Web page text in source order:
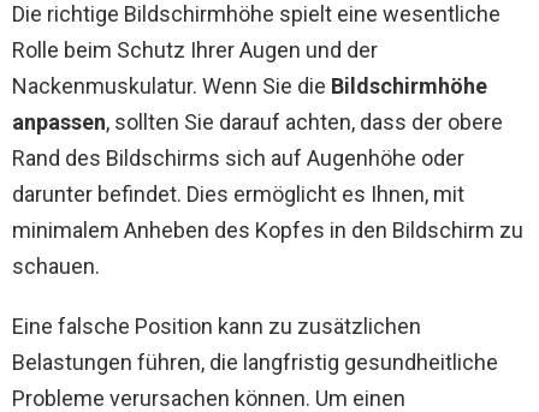
Die richtige Bildschirmhöhe spielt eine wesentliche
Rolle beim Schutz Ihrer Augen und der
Nackenmuskulatur. Wenn Sie die Bildschirmhöhe
anpassen, sollten Sie darauf achten, dass der obere
Rand des Bildschirms sich auf Augenhöhe oder
darunter befindet. Dies ermöglicht es Ihnen, mit
minimalem Anheben des Kopfes in den Bildschirm zu
schauen.
Eine falsche Position kann zu zusätzlichen
Belastungen führen, die langfristig gesundheitliche
Probleme verursachen können. Um einen